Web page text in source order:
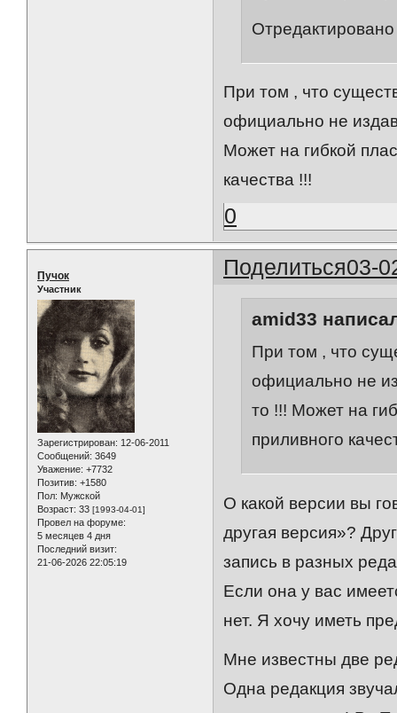
При том , что
официально не
Может на гибкой
качества !!!
0
Поделиться03-
Пучок
Участник
Зарегистрирован: 12-06-2011
Сообщений: 3649
Уважение: +7732
Позитив: +1580
Пол: Мужской
Возраст: 33 [1993-04-01]
Провел на форуме:
5 месяцев 4 дня
Последний визит:
21-06-2026 22:05:19
amid33
При том , что
официально не
то !!! Может на
приливного
О какой версии вы
другая версия»?
запись в разных
Если она у вас
нет. Я хочу иметь
Мне известны две
Одна редакция